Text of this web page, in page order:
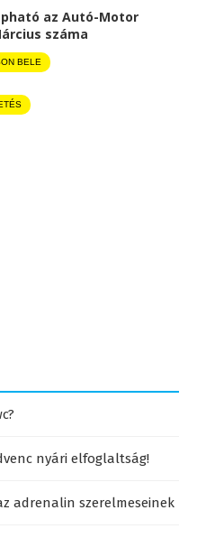
az Autó-Motor
száma
BELE
nyári elfoglaltság!
adrenalin szerelmeseinek